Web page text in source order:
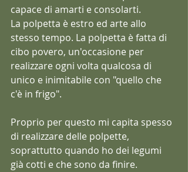
capace di amarti e consolarti.
La polpetta è estro ed arte allo
stesso tempo. La polpetta è fatta di
cibo povero, un'occasione per
realizzare ogni volta qualcosa di
unico e inimitabile con "quello che
c'è in frigo".
Proprio per questo mi capita spesso
di realizzare delle polpette,
soprattutto quando ho dei legumi
già cotti e che sono da finire.